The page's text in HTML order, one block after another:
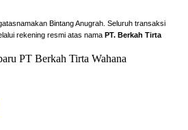
Bintang Anugrah. Seluruh transaksi
rekening resmi atas nama PT. Berkah Tirta